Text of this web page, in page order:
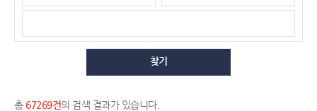
찾기
총 67269건의 검색 결과가 있습니다.